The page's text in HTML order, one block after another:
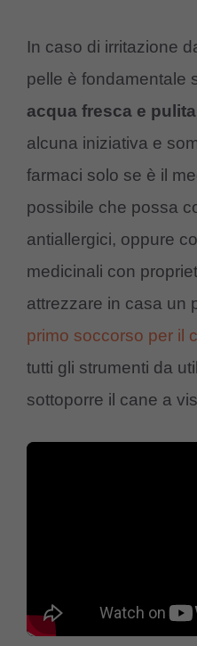
In caso di irritazione
pelle è fondamentale
acqua fresca e pulita
alcuna iniziativa e
farmaci solo se è il
possibile che possa
antiallergici, oppure
medicinali con
attrezzare in casa un
primo soccorso per il
tutti gli strumenti da
sottoporre il cane a